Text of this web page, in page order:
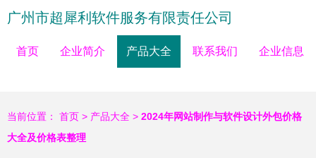
广州市超犀利软件服务有限责任公司
首页 企业简介 产品大全 联系我们 企业信息
当前位置： 首页 > 产品大全 > 2024年网站制作与软件设计外包价格
大全及价格表整理